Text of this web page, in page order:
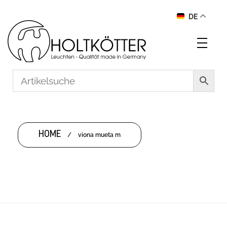
DE
HOME / viona mueta m